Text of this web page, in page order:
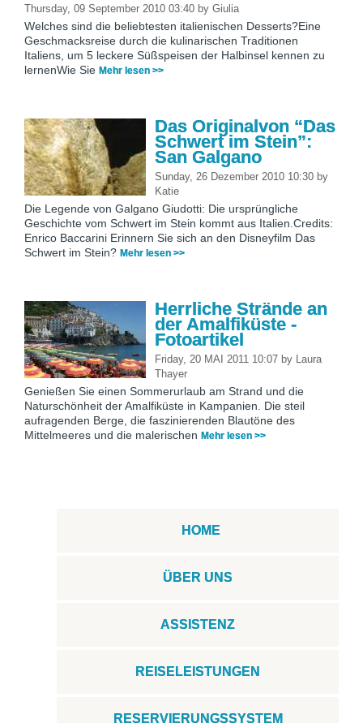
Thursday, 09 September 2010 03:40 by Giulia
Welches sind die beliebtesten italienischen Desserts?Eine
Geschmacksreise durch die kulinarischen Traditionen
Italiens, um 5 leckere Süßspeisen der Halbinsel kennen zu
lernenWie Sie Mehr lesen >>
Das Originalvon “Das
Schwert im Stein”:
San Galgano
Sunday, 26 Dezember 2010 10:30 by
Katie
Die Legende von Galgano Giudotti: Die ursprüngliche
Geschichte vom Schwert im Stein kommt aus Italien.Credits:
Enrico Baccarini Erinnern Sie sich an den Disneyfilm Das
Schwert im Stein? Mehr lesen >>
Herrliche Strände an
der Amalfiküste -
Fotoartikel
Friday, 20 MAI 2011 10:07 by
Laura
Thayer
Genießen Sie einen Sommerurlaub am Strand und die
Naturschönheit der Amalfiküste in Kampanien. Die steil
aufragenden Berge, die faszinierenden Blautöne des
Mittelmeeres und die malerischen Mehr lesen >>
HOME
ÜBER UNS
ASSISTENZ
REISELEISTUNGEN
RESERVIERUNGSSYSTEM